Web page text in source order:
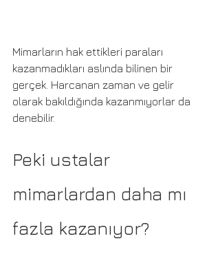
Mimarların hak ettikleri paraları
kazanmadıkları aslında bilinen bir
gerçek. Harcanan zaman ve gelir
olarak bakıldığında kazanmıyorlar da
denebilir.
Peki ustalar
mimarlardan daha mı
fazla kazanıyor?